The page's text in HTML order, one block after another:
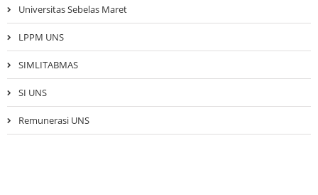
Universitas Sebelas Maret
LPPM UNS
SIMLITABMAS
SI UNS
Remunerasi UNS